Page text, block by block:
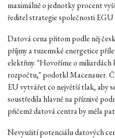
maximálně o jednotky procent
ředitel strategie společnosti
Datová cena přitom podle něj
příjmy a tuzemské energetice
elektřiny. "Hovoříme o
rozpočtu," podotkl Macenauer.
EU vytvářet co největší tlak, aby
soustředila hlavně na příznivé
přičemž datová centra by měla
Nevyužití potenciálu datových